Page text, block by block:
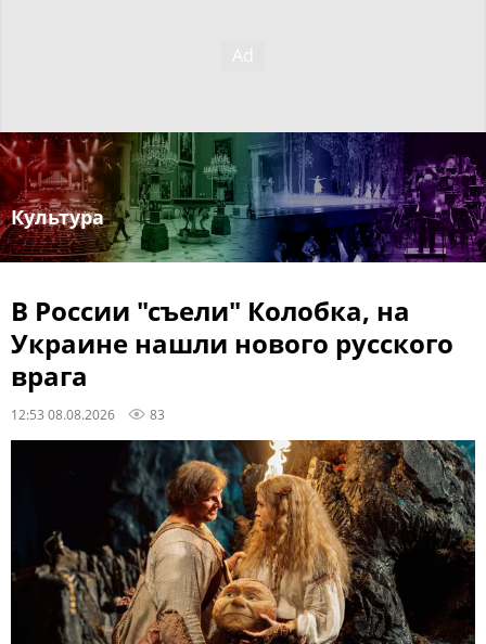
Культура
В России "съели" Колобка, на
Украине нашли нового русского
врага
12:53 08.08.2026 83